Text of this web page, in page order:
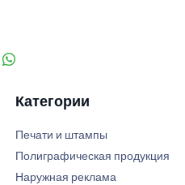
Категории
Печати и штампы
Полиграфическая продукция
Наружная реклама